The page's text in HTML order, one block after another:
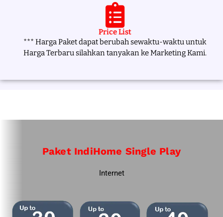
Price List
*** Harga Paket dapat berubah sewaktu-waktu untuk
Harga Terbaru silahkan tanyakan ke Marketing Kami.
Paket IndiHome Single Play
Internet